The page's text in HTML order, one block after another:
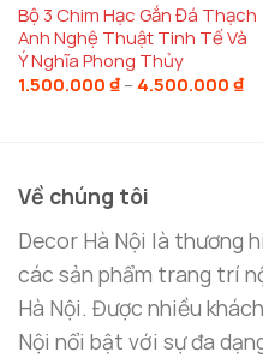
Mẫu đèn bàn bằng
Bộ 3 Chim Hạc Gắn Đá Thạch
Anh Nghệ Thuật Tinh Tế Và
Ý Nghĩa Phong Thủy
1.500.000 ₫ – 4.500.000 ₫
Về chúng tôi
Decor Hà Nội là thương
các sản phẩm trang trí
Hà Nội. Được nhiều
Nội nổi bật với sự đa